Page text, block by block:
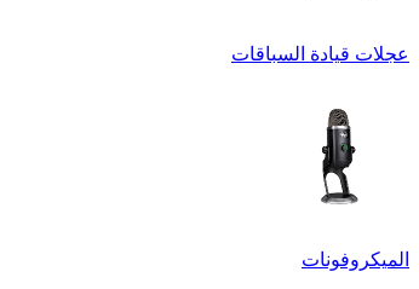
عجلات قيادة السباقات
الميكروفونات